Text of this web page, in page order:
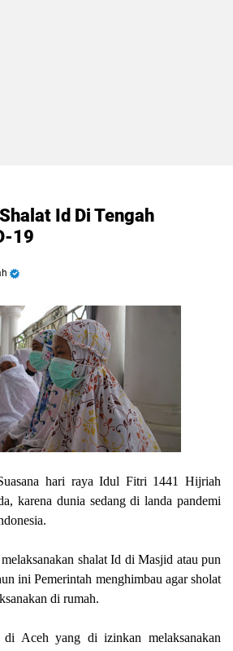
Id Di Tengah
19
hari raya Idul Fitri 1441 Hijriah
karena dunia sedang di landa pandemi
shalat Id di Masjid atau pun
ini Pemerintah menghimbau agar sholat
di rumah.
di Aceh yang di izinkan melaksanakan